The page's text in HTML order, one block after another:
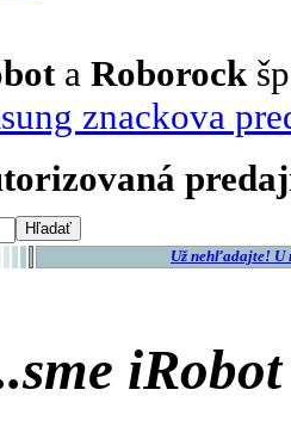
a Roborock
Už nehľadajte! U
iRobot